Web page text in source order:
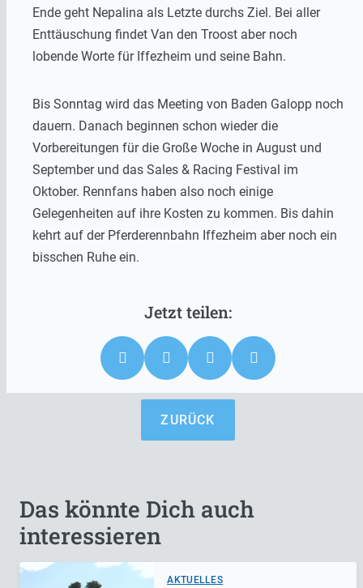
Ende geht Nepalina als Letzte durchs Ziel. Bei aller
Enttäuschung findet Van den Troost aber noch
lobende Worte für Iffezheim und seine Bahn.
Bis Sonntag wird das Meeting von Baden Galopp noch
dauern. Danach beginnen schon wieder die
Vorbereitungen für die Große Woche in August und
September und das Sales & Racing Festival im
Oktober. Rennfans haben also noch einige
Gelegenheiten auf ihre Kosten zu kommen. Bis dahin
kehrt auf der Pferderennbahn Iffezheim aber noch ein
bisschen Ruhe ein.
ZURÜCK
Das könnte Dich auch
interessieren
AKTUELLES